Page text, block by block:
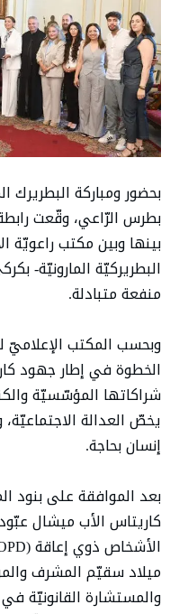
بحضور ومباركة البطريرك
بطرس الرّاعي، وقّعت
بينها وبين مكتب راعويّة
البطريركيّة المارونيّة-
منفعة متبادلة.
وبحسب المكتب الإعلاميّ
الخطوة في إطار جهود
شراكاتها المؤسّسيّة
يخصّ العدالة
إنسان بحاجة.
بعد الموافقة على بنود
كاريتاس الأب ميشال
ميلاد سقيّم المشرف
والمستشارة القانونيّة